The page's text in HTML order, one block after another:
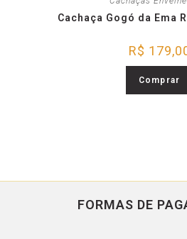
Cachaça Gogó da Ema
R$
Comprar
FORMAS DE